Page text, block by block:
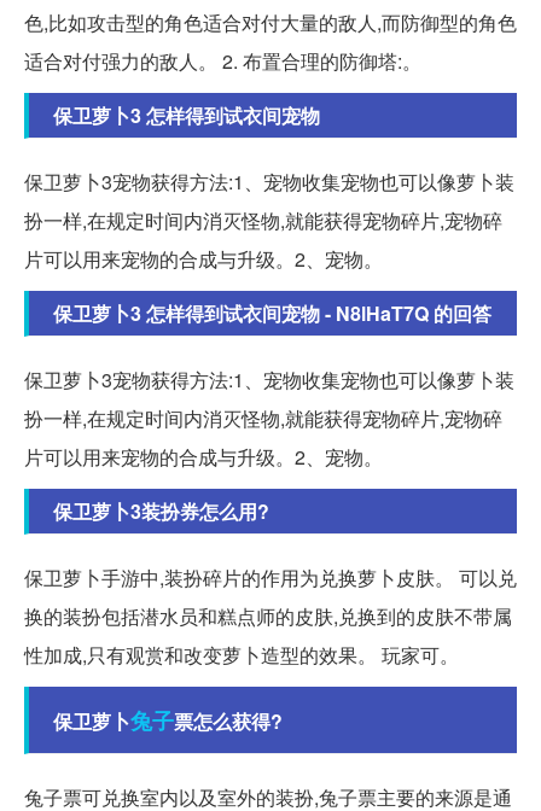
色,比如攻击型的角色适合对付大量的敌人,而防御型的角色
适合对付强力的敌人。 2. 布置合理的防御塔:。
保卫萝卜3 怎样得到试衣间宠物
保卫萝卜3宠物获得方法:1、宠物收集宠物也可以像萝卜装
扮一样,在规定时间内消灭怪物,就能获得宠物碎片,宠物碎
片可以用来宠物的合成与升级。2、宠物。
保卫萝卜3 怎样得到试衣间宠物 - N8lHaT7Q 的回答
保卫萝卜3宠物获得方法:1、宠物收集宠物也可以像萝卜装
扮一样,在规定时间内消灭怪物,就能获得宠物碎片,宠物碎
片可以用来宠物的合成与升级。2、宠物。
保卫萝卜3装扮券怎么用?
保卫萝卜手游中,装扮碎片的作用为兑换萝卜皮肤。 可以兑
换的装扮包括潜水员和糕点师的皮肤,兑换到的皮肤不带属
性加成,只有观赏和改变萝卜造型的效果。 玩家可。
保卫萝卜兔子票怎么获得?
兔子票可兑换室内以及室外的装扮,兔子票主要的来源是通